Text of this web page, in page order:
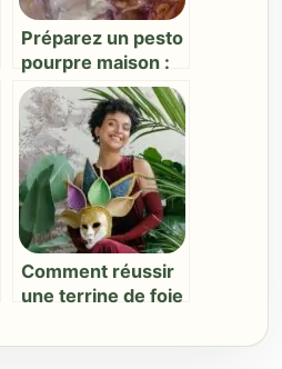
Préparez un pesto
pourpre maison :
recette et astuces
Comment réussir
une terrine de foie